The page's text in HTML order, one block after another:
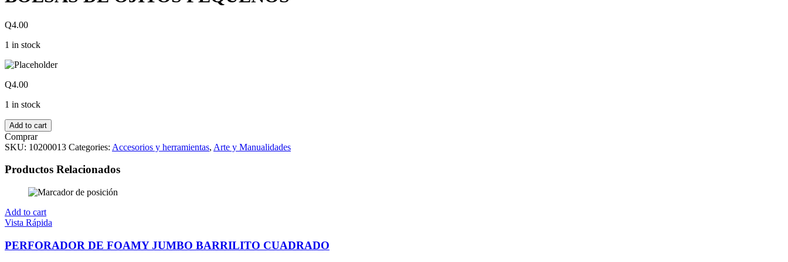
Q4.00
1 in stock
Q4.00
1 in stock
Add to cart
Comprar
SKU: 10200013 Categories: Accesorios y herramientas, Arte y Manualidades
Productos Relacionados
Add to cart
Vista Rápida
PERFORADOR DE FOAMY JUMBO BARRILITO CUADRADO